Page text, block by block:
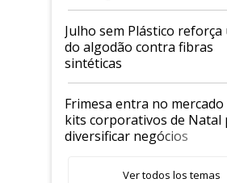
Julho sem Plástico reforça
do algodão contra fibras
sintéticas
Frimesa entra no mercado
kits corporativos de Natal
diversificar negócios
Ver todos los temas